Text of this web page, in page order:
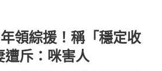
領綜援！稱「穩定收
遭斥：咪害人